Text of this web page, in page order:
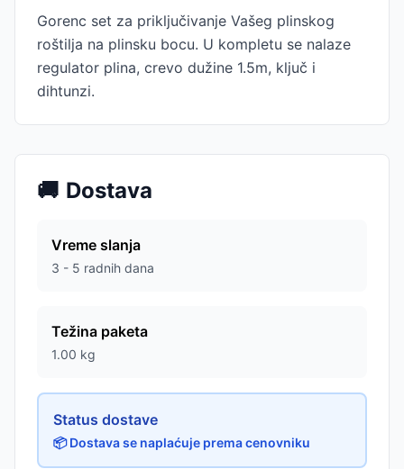
Gorenc set za priključivanje Vašeg plinskog
roštilja na plinsku bocu. U kompletu se nalaze
regulator plina, crevo dužine 1.5m, ključ i
dihtunzi.
🚚 Dostava
Vreme slanja
3 - 5 radnih dana
Težina paketa
1.00 kg
Status dostave
📦 Dostava se naplaćuje prema cenovniku